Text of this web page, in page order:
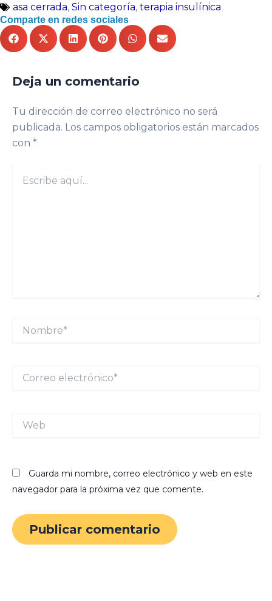
asa cerrada, Sin categoría, terapia insulínica
Comparte en redes sociales
Deja un comentario
Tu dirección de correo electrónico no será
publicada. Los campos obligatorios están marcados
con *
aquí...
Nombre*
electrónico*
Guarda mi nombre, correo electrónico y web en este
navegador para la próxima vez que comente.